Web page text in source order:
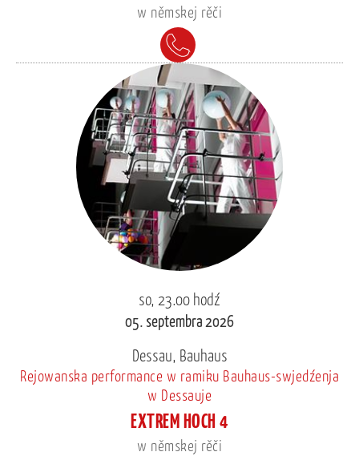
w němskej rěči
so, 23.00 hodź
05. septembra 2026
Dessau, Bauhaus
Rejowanska performance w ramiku Bauhaus-swjedźenja
w Dessauje
EXTREM HOCH 4
w němskej rěči